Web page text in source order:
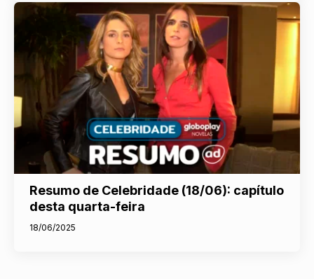
Resumo de Celebridade (18/06): capítulo
desta quarta-feira
18/06/2025